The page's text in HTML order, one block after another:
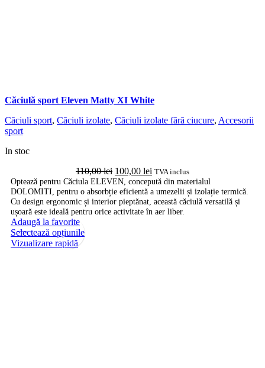
Căciulă sport Eleven Matty XI White
Căciuli sport, Căciuli izolate, Căciuli izolate fără ciucure, Accesorii
sport
In stoc
110,00lei Prețul
inițial
a
fost:
110,00 lei.
100,00 lei Prețul
curent
este:
100,00 lei.
TVA inclus
Optează pentru Căciula ELEVEN, concepută din materialul
DOLOMITI, pentru o absorbție eficientă a umezelii și izolație termică.
Cu design ergonomic și interior pieptănat, această căciulă versatilă și
ușoară este ideală pentru orice activitate în aer liber.
Adaugă la favorite
Selectează opțiunileAcest
Vizualizare rapidă
-9%